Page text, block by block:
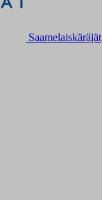
Saamelaiskäräjät